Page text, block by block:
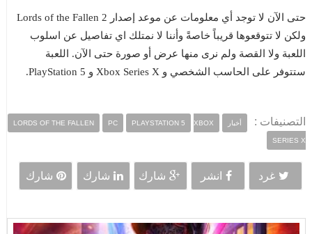
حتى الآن لا توجد أي معلومات عن موعد إصدار Lords of the Fallen 2
ولكن لا تتوقعوها قريباً خاصةً وأننا لا نمتلك اي تفاصيل عن اسلوب
اللعبة ولا القصة ولم نرى منها عرض أو صورة حتى الآن. اللعبة
ستتوفر على الحاسب الشخصي و Xbox Series X و PlayStation 5.
التصنيفات : أخبار LORDS OF THE FALLEN PC PLAYSTATION 5 XBOX
SERIES X
غرد انشر شارك شارك شارك